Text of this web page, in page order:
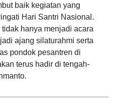
baik kegiatan yang
Hari Santri Nasional.
hanya menjadi acara
ajang silaturahmi serta
pondok pesantren di
terus hadir di tengah-